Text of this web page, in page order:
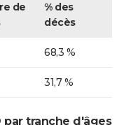
de
% des
décès
68,3 %
31,7 %
par tranche d'âges